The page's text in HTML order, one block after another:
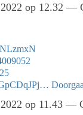
op 12.32 —
op 11.43 —